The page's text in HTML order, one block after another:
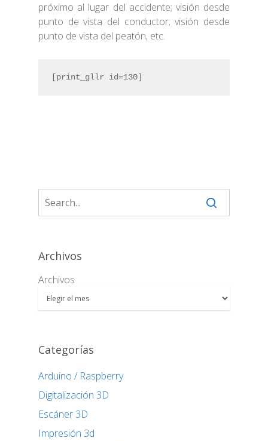
próximo al lugar del accidente; visión desde
punto de vista del conductor; visión desde
punto de vista del peatón, etc.
[print_gllr id=130]
Archivos
Archivos
Categorías
Arduino / Raspberry
Digitalización 3D
Escáner 3D
Impresión 3d